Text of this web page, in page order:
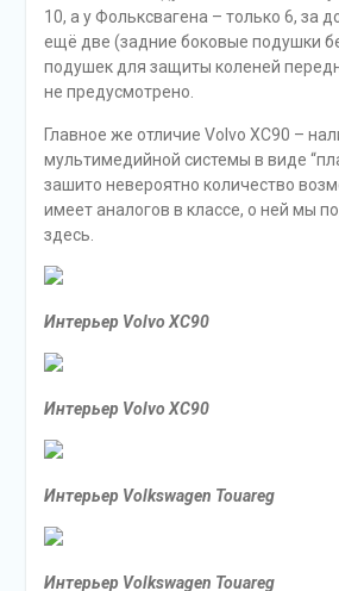
10, а у Фольксвагена – только 6, за
ещё две (задние боковые подушки
подушек для защиты коленей
не предусмотрено.
Главное же отличие Volvo XC90 –
мультимедийной системы в виде
зашито невероятно количество
имеет аналогов в классе, о ней мы
здесь.
Интерьер Volvo XC90
Интерьер Volvo XC90
Интерьер Volkswagen Touareg
Интерьер Volkswagen Touareg